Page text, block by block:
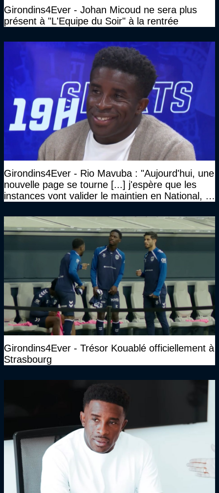
Girondins4Ever - Johan Micoud ne sera plus
présent à "L'Equipe du Soir" à la rentrée
Girondins4Ever - Rio Mavuba : "Aujourd'hui, une
nouvelle page se tourne [...] j'espère que les
instances vont valider le maintien en National, et
haut niveau"
Girondins4Ever - Trésor Kouablé officiellement à
Strasbourg